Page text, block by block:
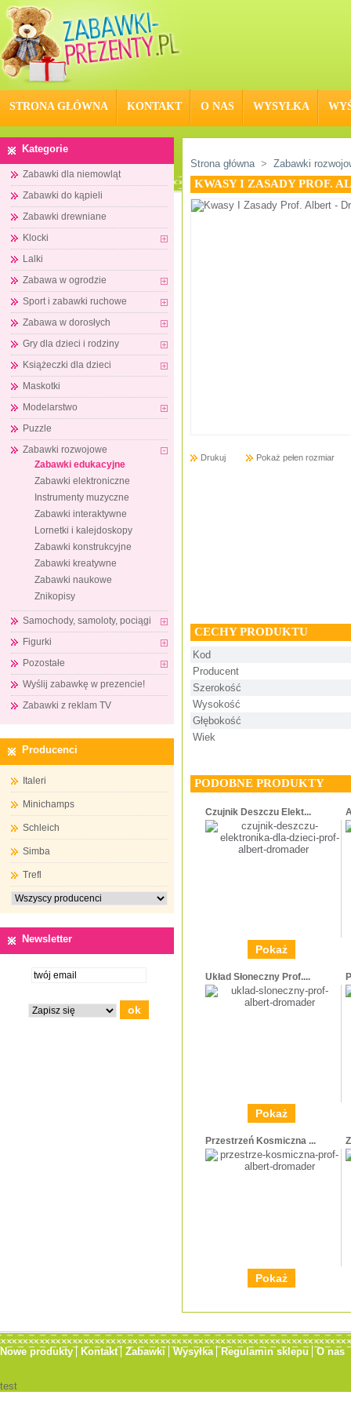
STRONA GŁÓWNA KONTAKT O NAS WYSYŁKA
Kategorie
Zabawki dla niemowląt
Zabawki do kąpieli
Zabawki drewniane
Klocki
Lalki
Zabawa w ogrodzie
Sport i zabawki ruchowe
Zabawa w dorosłych
Gry dla dzieci i rodziny
Książeczki dla dzieci
Maskotki
Modelarstwo
Puzzle
Zabawki rozwojowe
Zabawki edukacyjne
Zabawki elektroniczne
Instrumenty muzyczne
Zabawki interaktywne
Lornetki i kalejdoskopy
Zabawki konstrukcyjne
Zabawki kreatywne
Zabawki naukowe
Znikopisy
Samochody, samoloty, pociągi
Figurki
Pozostałe
Wyślij zabawkę w prezencie!
Zabawki z reklam TV
Producenci
Italeri
Minichamps
Schleich
Simba
Trefl
Newsletter
Strona główna > Zabawki
KWASY I ZASADY PROF.
Drukuj Pokaż pełen rozmiar
CECHY PRODUKTU
Kod
Producent
Szerokość
Wysokość
Głębokość
Wiek
PODOBNE PRODUKTY
Czujnik Deszczu Elekt...
Pokaż
Układ Słoneczny Prof....
Pokaż
Przestrzeń Kosmiczna ...
Pokaż
Nowe produkty Kontakt Zabawki Wysyłka Regulamin sklepu O nas
test